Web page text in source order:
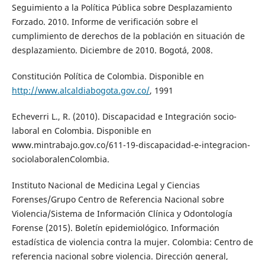
Seguimiento a la Política Pública sobre Desplazamiento
Forzado. 2010. Informe de verificación sobre el
cumplimiento de derechos de la población en situación de
desplazamiento. Diciembre de 2010. Bogotá, 2008.
Constitución Política de Colombia. Disponible en
http://www.alcaldiabogota.gov.co/, 1991
Echeverri L., R. (2010). Discapacidad e Integración socio-
laboral en Colombia. Disponible en
www.mintrabajo.gov.co/611-19-discapacidad-e-integracion-
sociolaboralenColombia.
Instituto Nacional de Medicina Legal y Ciencias
Forenses/Grupo Centro de Referencia Nacional sobre
Violencia/Sistema de Información Clínica y Odontología
Forense (2015). Boletín epidemiológico. Información
estadística de violencia contra la mujer. Colombia: Centro de
referencia nacional sobre violencia. Dirección general,